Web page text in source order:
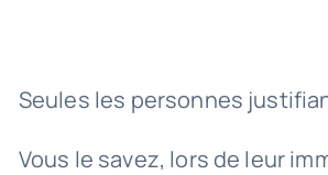
Seules les personnes
Vous le savez, lors de leur